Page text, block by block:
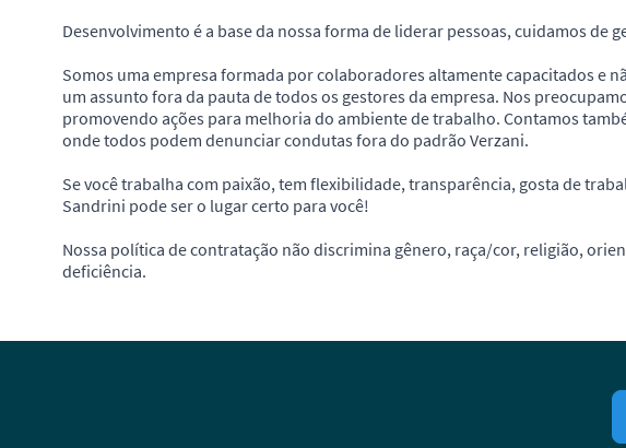
Desenvolvimento é a base da nossa forma de liderar pessoas, cuidamos de
Somos uma empresa formada por colaboradores altamente capacitados e
um assunto fora da pauta de todos os gestores da empresa. Nos
promovendo ações para melhoria do ambiente de trabalho. Contamos
onde todos podem denunciar condutas fora do padrão Verzani.
Se você trabalha com paixão, tem flexibilidade, transparência, gosta de
Sandrini pode ser o lugar certo para você!
Nossa política de contratação não discrimina gênero, raça/cor, religião,
deficiência.